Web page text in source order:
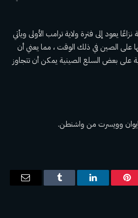
٪ المتبقية نزاعًا يعود إلى فترة ولاية ترامب الأولى ويأتي
على الصين في ذلك الوقت ، مما يعني أن
على بعض السلع الصينية يمكن أن تتجاوز
وويسرت من واشنطن.
بينتيريستلينكدإن Tumblr
البريد